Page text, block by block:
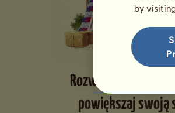
Rozwijaj ośrodek
powiększaj swoją
by